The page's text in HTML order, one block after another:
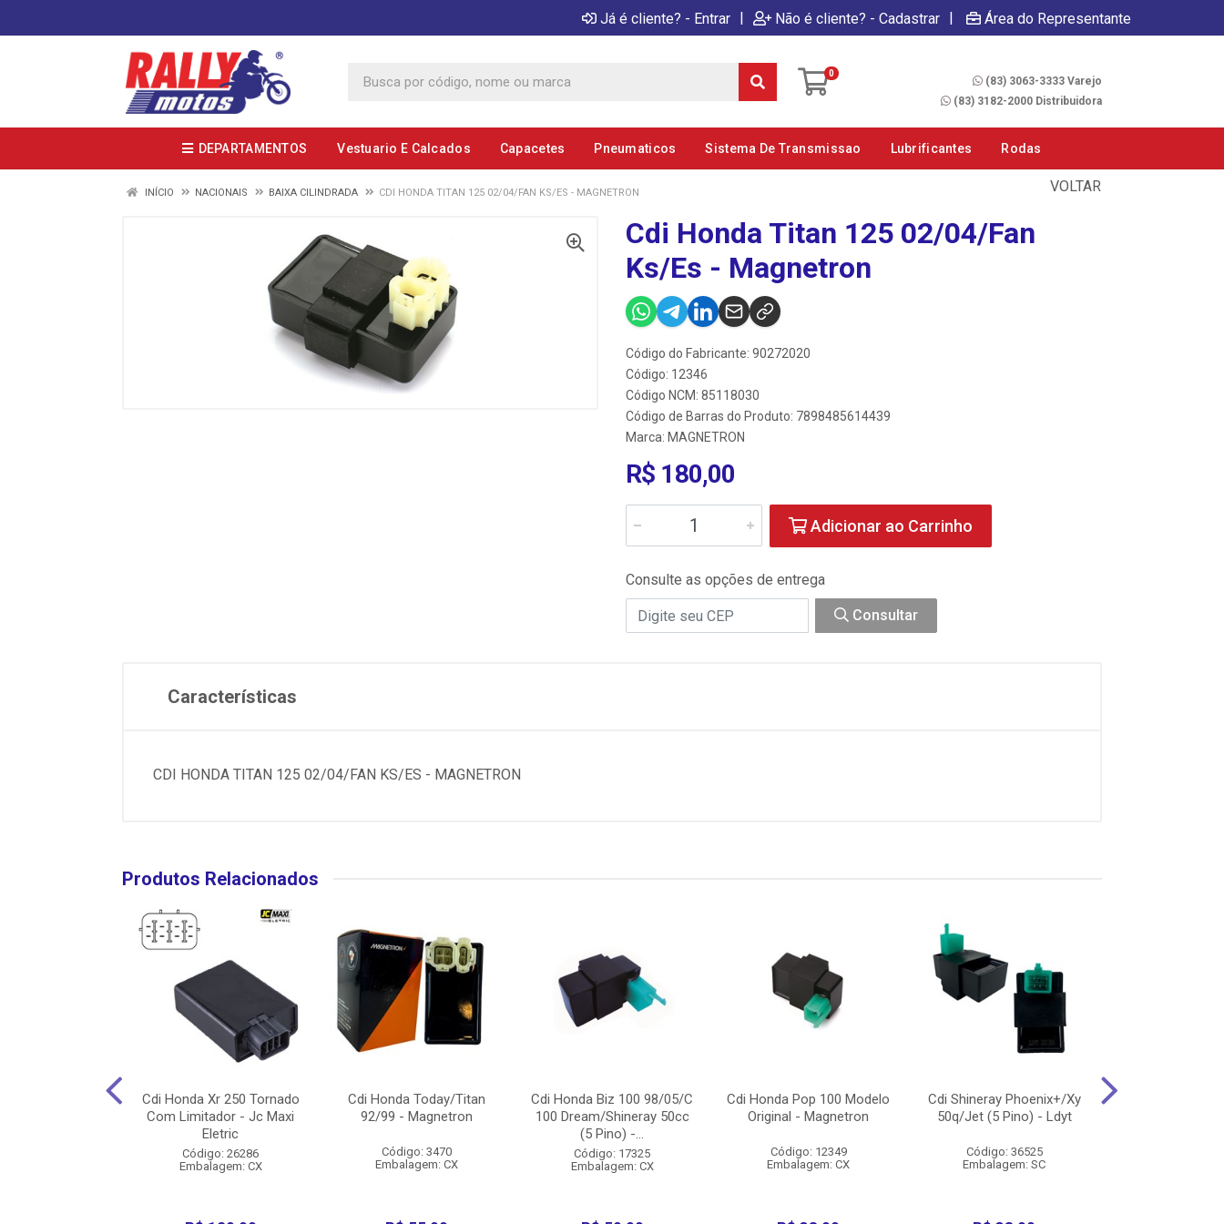
Já é cliente? - Entrar | Não é cliente? - Cadastrar | Área do Representante
0
(83) 3063-3333 Varejo
(83) 3182-2000 Distribuidora
DEPARTAMENTOS Vestuario E Calcados Capacetes Pneumaticos Sistema De Transmissao Lubrificantes Rodas
VOLTAR
INÍCIO NACIONAIS BAIXA CILINDRADA CDI HONDA TITAN 125 02/04/FAN KS/ES - MAGNETRON
Cdi Honda Titan 125 02/04/Fan
Ks/Es - Magnetron
Código do Fabricante: 90272020
Código: 12346
Código NCM: 85118030
Código de Barras do Produto: 7898485614439
Marca: MAGNETRON
R$ 180,00
Adicionar ao Carrinho
Consulte as opções de entrega
Consultar
Características
CDI HONDA TITAN 125 02/04/FAN KS/ES - MAGNETRON
Produtos Relacionados
Cdi Honda Xr 250 Tornado
Com Limitador - Jc Maxi
Eletric
Código: 26286
Embalagem: CX
Cdi Honda Today/Titan
92/99 - Magnetron
Código: 3470
Embalagem: CX
Cdi Honda Biz 100 98/05/C
100 Dream/Shineray 50cc
(5 Pino) -...
Código: 17325
Embalagem: CX
Cdi Honda Pop 100 Modelo
Original - Magnetron
Código: 12349
Embalagem: CX
Cdi Shineray Phoenix+/Xy
50q/Jet (5 Pino) - Ldyt
Código: 36525
Embalagem: SC